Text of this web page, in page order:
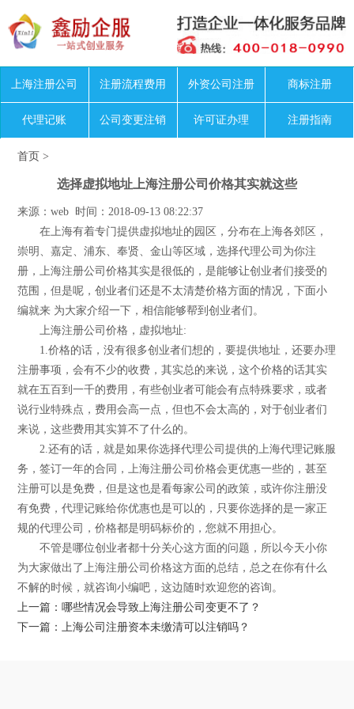
上海注册公司 注册流程费用 外资公司注册 商标注册
代理记账 公司变更注销 许可证办理 注册指南
首页 >
选择虚拟地址上海注册公司价格其实就这些
来源：web 时间：2018-09-13 08:22:37
在上海有着专门提供虚拟地址的园区，分布在上海各郊区，
崇明、嘉定、浦东、奉贤、金山等区域，选择代理公司为你注
册，上海注册公司价格其实是很低的，是能够让创业者们接受的
范围，但是呢，创业者们还是不太清楚价格方面的情况，下面小
编就来 为大家介绍一下，相信能够帮到创业者们。
上海注册公司价格，虚拟地址:
1.价格的话，没有很多创业者们想的，要提供地址，还要办理
注册事项，会有不少的收费，其实总的来说，这个价格的话其实
就在五百到一千的费用，有些创业者可能会有点特殊要求，或者
说行业特殊点，费用会高一点，但也不会太高的，对于创业者们
来说，这些费用其实算不了什么的。
2.还有的话，就是如果你选择代理公司提供的上海代理记账服
务，签订一年的合同，上海注册公司价格会更优惠一些的，甚至
注册可以是免费，但是这也是看每家公司的政策，或许你注册没
有免费，代理记账给你优惠也是可以的，只要你选择的是一家正
规的代理公司，价格都是明码标价的，您就不用担心。
不管是哪位创业者都十分关心这方面的问题，所以今天小你
为大家做出了上海注册公司价格这方面的总结，总之在你有什么
不解的时候，就咨询小编吧，这边随时欢迎您的咨询。
上一篇：哪些情况会导致上海注册公司变更不了？
下一篇：上海公司注册资本未缴清可以注销吗？